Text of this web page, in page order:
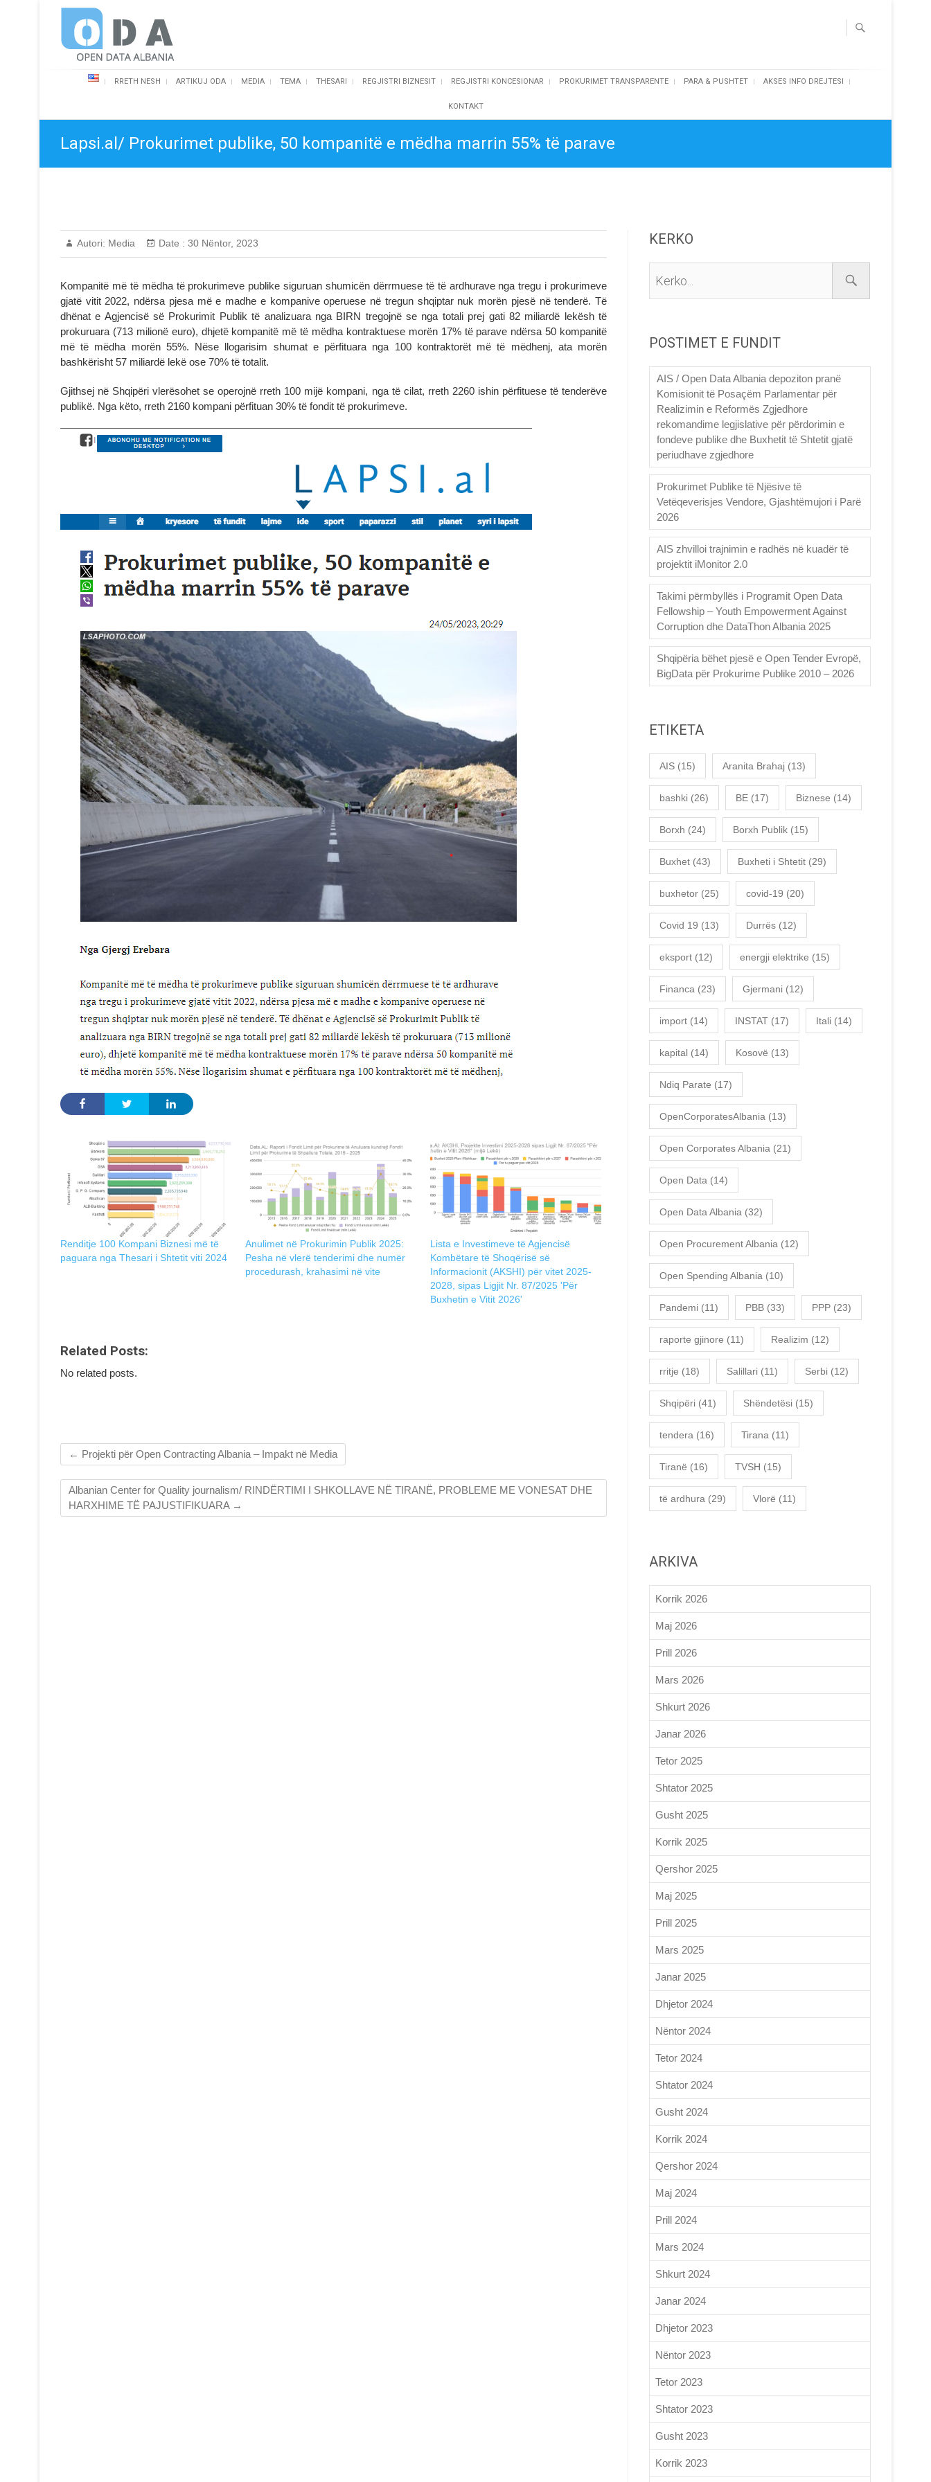
Open Data Albania
RRETH NESH ARTIKUJ ODA MEDIA TEMA THESARI REGJISTRI BIZNESIT REGJISTRI KONCESIONAR PROKURIMET TRANSPARENTE PARA & PUSHTET AKSES INFO DREJTESI
KONTAKT
Lapsi.al/ Prokurimet publike, 50 kompanitë e mëdha marrin 55% të parave
Autori: Media Date : 30 Nëntor, 2023
Kompanitë më të mëdha të prokurimeve publike siguruan shumicën dërrmuese të të ardhurave nga tregu i prokurimeve
gjatë vitit 2022, ndërsa pjesa më e madhe e kompanive operuese në tregun shqiptar nuk morën pjesë në tenderë. Të
dhënat e Agjencisë së Prokurimit Publik të analizuara nga BIRN tregojnë se nga totali prej gati 82 miliardë lekësh të
prokuruara (713 milionë euro), dhjetë kompanitë më të mëdha kontraktuese morën 17% të parave ndërsa 50 kompanitë
më të mëdha morën 55%. Nëse llogarisim shumat e përfituara nga 100 kontraktorët më të mëdhenj, ata morën
bashkërisht 57 miliardë lekë ose 70% të totalit.
Gjithsej në Shqipëri vlerësohet se operojnë rreth 100 mijë kompani, nga të cilat, rreth 2260 ishin përfituese të tenderëve
publikë. Nga këto, rreth 2160 kompani përfituan 30% të fondit të prokurimeve.
Renditje 100 Kompani Biznesi më të
paguara nga Thesari i Shtetit viti 2024
Anulimet në Prokurimin Publik 2025:
Pesha në vlerë tenderimi dhe numër
procedurash, krahasimi në vite
Lista e Investimeve të Agjencisë
Kombëtare të Shoqërisë së
Informacionit (AKSHI) për vitet 2025-
2028, sipas Ligjit Nr. 87/2025 'Për
Buxhetin e Vitit 2026'
Related Posts:
No related posts.
← Projekti për Open Contracting Albania – Impakt në Media
Albanian Center for Quality journalism/ RINDËRTIMI I SHKOLLAVE NË TIRANË, PROBLEME ME VONESAT DHE
HARXHIME TË PAJUSTIFIKUARA →
KERKO
POSTIMET E FUNDIT
AIS / Open Data Albania depoziton pranë
Komisionit të Posaçëm Parlamentar për
Realizimin e Reformës Zgjedhore
rekomandime legjislative për përdorimin e
fondeve publike dhe Buxhetit të Shtetit gjatë
periudhave zgjedhore
Prokurimet Publike të Njësive të
Vetëqeverisjes Vendore, Gjashtëmujori i Parë
2026
AIS zhvilloi trajnimin e radhës në kuadër të
projektit iMonitor 2.0
Takimi përmbyllës i Programit Open Data
Fellowship – Youth Empowerment Against
Corruption dhe DataThon Albania 2025
Shqipëria bëhet pjesë e Open Tender Evropë,
BigData për Prokurime Publike 2010 – 2026
ETIKETA
AIS (15) Aranita Brahaj (13)
bashki (26) BE (17) Biznese (14)
Borxh (24) Borxh Publik (15)
Buxhet (43) Buxheti i Shtetit (29)
buxhetor (25) covid-19 (20)
Covid 19 (13) Durrës (12)
eksport (12) energji elektrike (15)
Financa (23) Gjermani (12)
import (14) INSTAT (17) Itali (14)
kapital (14) Kosovë (13)
Ndiq Parate (17)
OpenCorporatesAlbania (13)
Open Corporates Albania (21)
Open Data (14)
Open Data Albania (32)
Open Procurement Albania (12)
Open Spending Albania (10)
Pandemi (11) PBB (33) PPP (23)
raporte gjinore (11) Realizim (12)
rritje (18) Salillari (11) Serbi (12)
Shqipëri (41) Shëndetësi (15)
tendera (16) Tirana (11)
Tiranë (16) TVSH (15)
të ardhura (29) Vlorë (11)
ARKIVA
Korrik 2026
Maj 2026
Prill 2026
Mars 2026
Shkurt 2026
Janar 2026
Tetor 2025
Shtator 2025
Gusht 2025
Korrik 2025
Qershor 2025
Maj 2025
Prill 2025
Mars 2025
Janar 2025
Dhjetor 2024
Nëntor 2024
Tetor 2024
Shtator 2024
Gusht 2024
Korrik 2024
Qershor 2024
Maj 2024
Prill 2024
Mars 2024
Shkurt 2024
Janar 2024
Dhjetor 2023
Nëntor 2023
Tetor 2023
Shtator 2023
Gusht 2023
Korrik 2023